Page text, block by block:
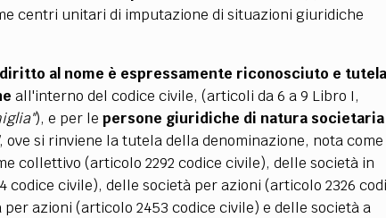
centri unitari di imputazione di situazioni giuridiche
diritto al nome è espressamente riconosciuto e
all'interno del codice civile, (articoli da 6 a 9 Libro I,
), e per le persone giuridiche di natura societaria
ove si rinviene la tutela della denominazione, nota come
collettivo (articolo 2292 codice civile), delle società in
codice civile), delle società per azioni (articolo 2326
azioni (articolo 2453 codice civile) e delle società a